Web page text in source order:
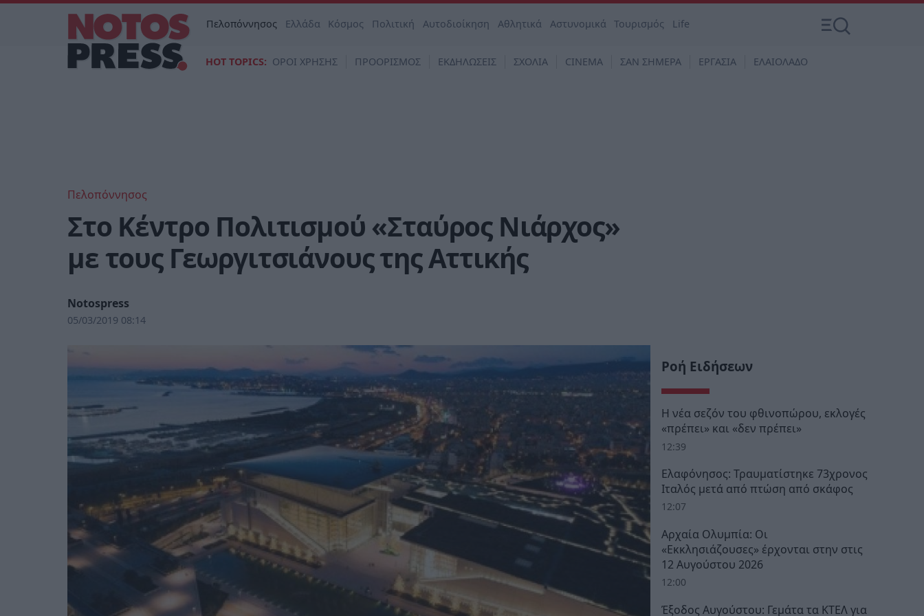
Πελοπόννησος Ελλάδα Κόσμος Πολιτική Αυτοδιοίκηση Αθλητικά Αστυνομικά Τουρισμός Life
HOT TOPICS: ΟΡΟΙ ΧΡΗΣΗΣ ΠΡΟΟΡΙΣΜΟΣ ΕΚΔΗΛΩΣΕΙΣ ΣΧΟΛΙΑ CINEMA ΣΑΝ ΣΗΜΕΡΑ ΕΡΓΑΣΙΑ ΕΛΑΙΟΛΑΔΟ
Πελοπόννησος
Στο Κέντρο Πολιτισμού «Σταύρος Νιάρχος»
με τους Γεωργιτσιάνους της Αττικής
Notospress
05/03/2019 08:14
Ροή Ειδήσεων
Η νέα σεζόν του φθινοπώρου, εκλογές
«πρέπει» και «δεν πρέπει»
12:39
Ελαφόνησος: Τραυματίστηκε 73χρονος
Ιταλός μετά από πτώση από σκάφος
12:07
Αρχαία Ολυμπία: Οι
«Εκκλησιάζουσες» έρχονται στην στις
12 Αυγούστου 2026
12:00
Έξοδος Αυγούστου: Γεμάτα τα ΚΤΕΛ για